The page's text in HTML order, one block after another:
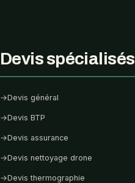
Devis spécialisés
→Devis général
→Devis BTP
→Devis assurance
→Devis nettoyage drone
→Devis thermographie